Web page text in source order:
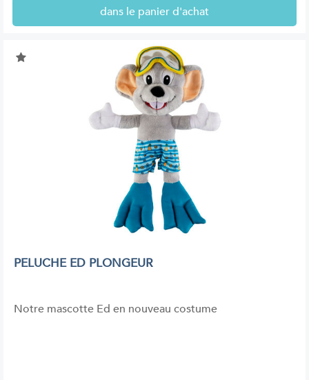
dans le panier d'achat
PELUCHE ED PLONGEUR
Notre mascotte Ed en nouveau costume